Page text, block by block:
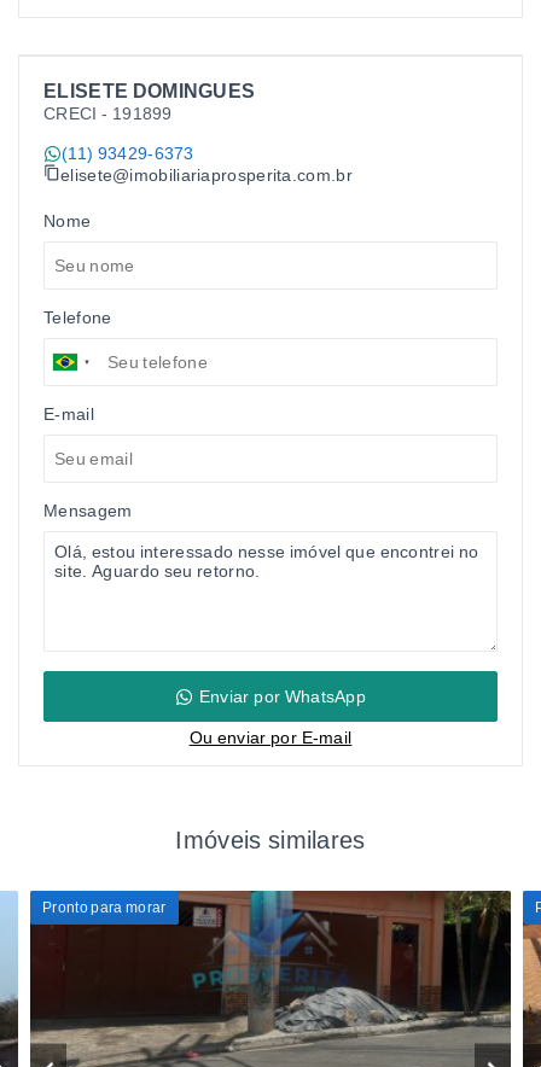
ELISETE DOMINGUES
CRECI - 191899
(11) 93429-6373
elisete@imobiliariaprosperita.com.br
Nome
Telefone
E-mail
Mensagem
Enviar por WhatsApp
Ou enviar por E-mail
Imóveis similares
Pronto para morar